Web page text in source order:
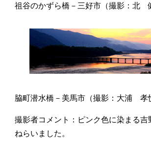
祖谷のかずら橋－三好市（撮影：北
脇町潜水橋－美馬市（撮影：大浦 孝
撮影者コメント：ピンク色に染まる吉
ねらいました。